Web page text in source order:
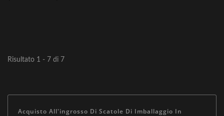
Risultato 1 - 7 di 7
Acquisto All'ingrosso Di Scatole Di Imballaggio In